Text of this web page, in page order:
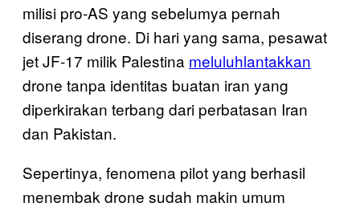
milisi pro-AS yang sebelumya pernah
diserang drone. Di hari yang sama, pesawat
jet JF-17 milik Palestina meluluhlantakkan
drone tanpa identitas buatan iran yang
diperkirakan terbang dari perbatasan Iran
dan Pakistan.
Sepertinya, fenomena pilot yang berhasil
menembak drone sudah makin umum